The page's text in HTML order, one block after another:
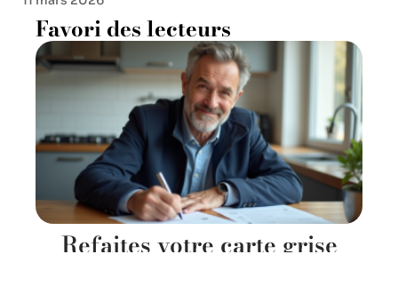
Favori des lecteurs
Refaites votre carte grise